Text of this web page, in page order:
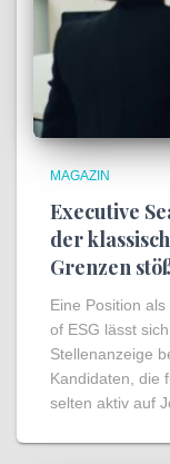
MAGAZIN
Executive
der
Grenzen
Eine Position
of ESG lässt
Stellenanzeige
Kandidaten, die
selten aktiv auf